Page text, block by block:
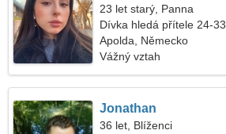
23 let starý, Panna
Dívka hledá přítele 24-33
Apolda, Německo
Vážný vztah
Jonathan
36 let, Blíženci